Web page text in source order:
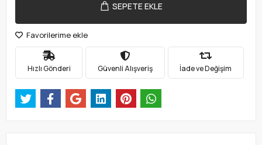
SEPETE EKLE
Favorilerime ekle
Hızlı Gönderi Güvenli Alışveriş İade ve Değişim